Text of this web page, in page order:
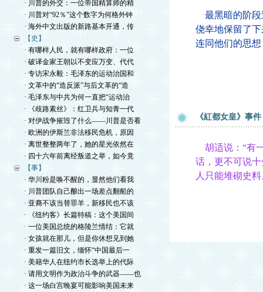
· 川普的外交：一位帝国精算师的精
· 川普对“92％”这个数字为何格外钟
· 海外中文出版的新路基本开通，传
【史】
· 有哪样人民，就有哪样政府：一位
· 破译金家王朝以不变应万变、代代
· 专访宋永毅：毛泽东的运动治国和
· 文革中的“造反派”与后文革的“造
· 毛泽东与中共为何一直把“运动治
· 《歧路素丝》：红卫兵与知青一代
· 对伊战争摧毁了什么——川普是否看
· 欧洲的伊斯兰非法移民危机，原因
· 离世整整两年了，她的星光依然在
· 四十六年前离经叛道之举，如今竟
【事】
· 华川粉是唤不醒的，显然他们看我
· 川普团队自己酿出一场差点翻船的
· 亚裔不该当替罪羊，新移民也不该
· 《纽约客》长篇特稿：这个美国间
· 一位美国总统的格陵兰情结：它就
· 女孩就在那儿，但是你休想见到她
· 重发一篇旧文，缅怀“中国最后一
· 美籍华人在纽约市长选举上的代际
· 请用文明作为政治斗争的武器——也
· 这一场白宫晚宴可能影响美国未来
最黑暗的阶段
侥幸地保留了
连同他们的思
《紅都女皇》事
胡适说：“有
话，更不可说
人只能堆砌史